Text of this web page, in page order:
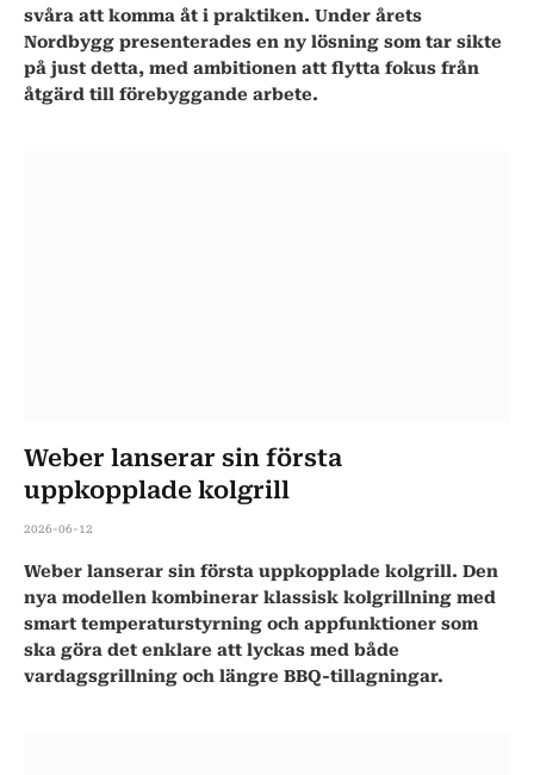
svåra att komma åt i praktiken. Under årets
Nordbygg presenterades en ny lösning som tar sikte
på just detta, med ambitionen att flytta fokus från
åtgärd till förebyggande arbete.
Weber lanserar sin första
uppkopplade kolgrill
2026-06-12
Weber lanserar sin första uppkopplade kolgrill. Den
nya modellen kombinerar klassisk kolgrillning med
smart temperaturstyrning och appfunktioner som
ska göra det enklare att lyckas med både
vardagsgrillning och längre BBQ-tillagningar.